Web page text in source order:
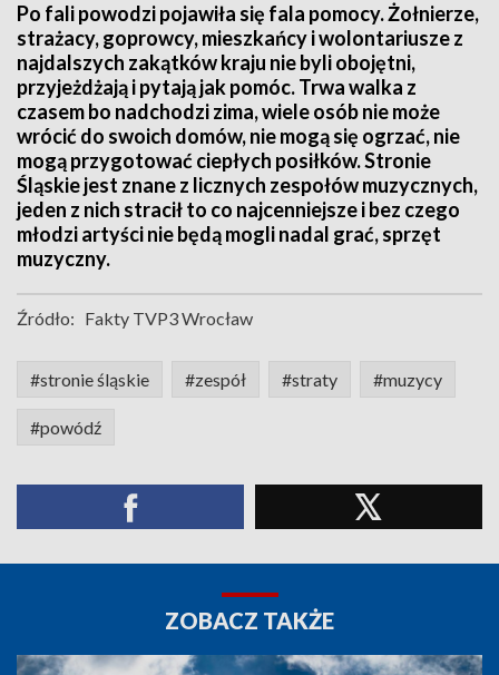
Po fali powodzi pojawiła się fala pomocy. Żołnierze,
strażacy, goprowcy, mieszkańcy i wolontariusze z
najdalszych zakątków kraju nie byli obojętni,
przyjeżdżają i pytają jak pomóc. Trwa walka z
czasem bo nadchodzi zima, wiele osób nie może
wrócić do swoich domów, nie mogą się ogrzać, nie
mogą przygotować ciepłych posiłków. Stronie
Śląskie jest znane z licznych zespołów muzycznych,
jeden z nich stracił to co najcenniejsze i bez czego
młodzi artyści nie będą mogli nadal grać, sprzęt
muzyczny.
Źródło: Fakty TVP3 Wrocław
#stronie śląskie #zespół #straty #muzycy
#powódź
ZOBACZ TAKŻE